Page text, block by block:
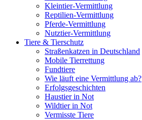
Kleintier-Vermittlung
Reptilien-Vermittlung
Pferde-Vermittlung
Nutztier-Vermittlung
Tiere & Tierschutz
Straßenkatzen in Deutschland
Mobile Tierrettung
Fundtiere
Wie läuft eine Vermittlung ab?
Erfolgsgeschichten
Haustier in Not
Wildtier in Not
Vermisste Tiere